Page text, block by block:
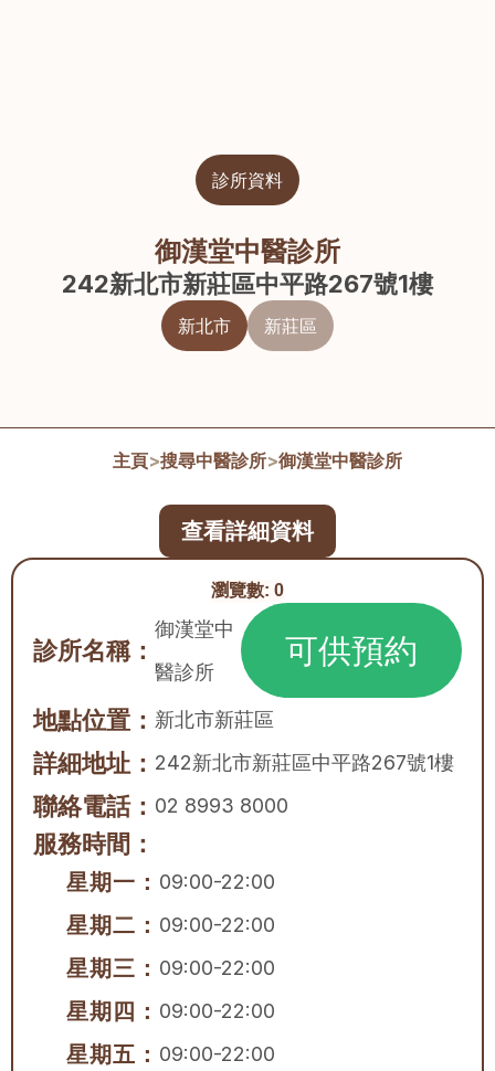
診所資料
御漢堂中醫診所
242新北市新莊區中平路267號1樓
新北市 新莊區
主頁>搜尋中醫診所>御漢堂中醫診所
瀏覽數: 0
診所名稱：
御漢堂中
醫診所
可供預約
地點位置： 新北市新莊區
詳細地址： 242新北市新莊區中平路267號1樓
聯絡電話： 02 8993 8000
服務時間：
星期一： 09:00-22:00
星期二： 09:00-22:00
星期三： 09:00-22:00
星期四： 09:00-22:00
星期五： 09:00-22:00
查看詳細資料